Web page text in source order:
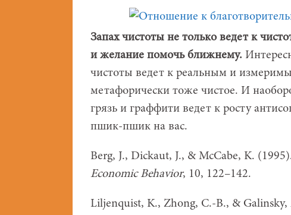
Запах чистоты не только ведет к
и желание помочь ближнему.
чистоты ведет к реальным и
метафорически тоже чистое. И
грязь и граффити ведет к росту
пшик-пшик на вас.
Berg, J., Dickaut, J., & McCabe, K.
Economic Behavior, 10, 122–142.
Liljenquist, K., Zhong, C.-B., &